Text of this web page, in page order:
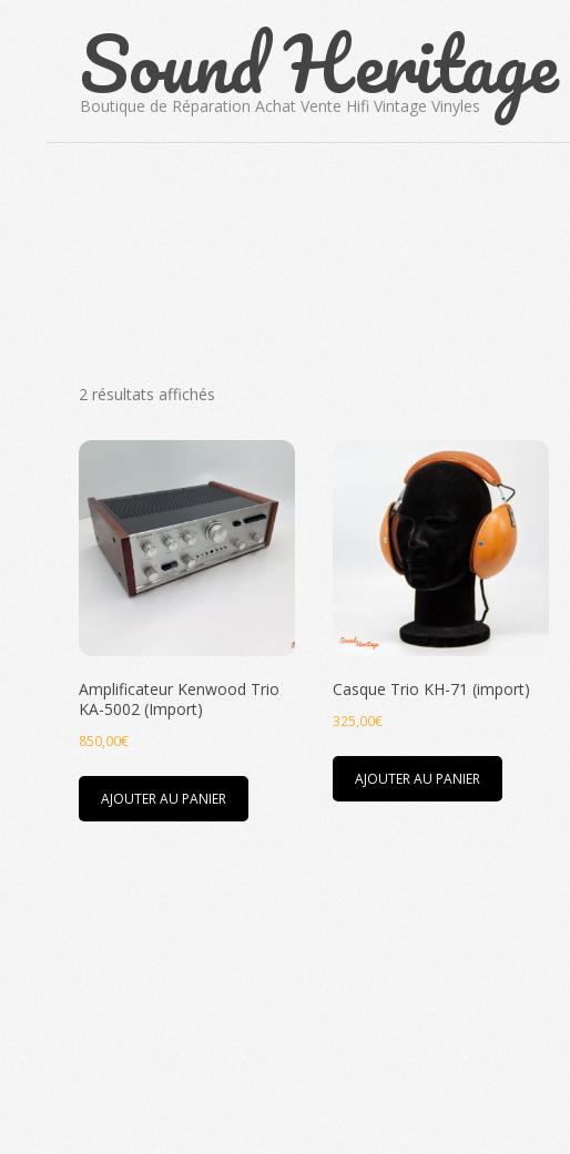
Sound Heritage
Boutique de Réparation Achat Vente Hifi Vintage Vinyles
2 résultats affichés
récent
au
plus
ancien
Amplificateur Kenwood Trio
KA-5002 (Import)
850,00€
AJOUTER AU PANIER
Casque Trio KH-71 (import)
325,00€
AJOUTER AU PANIER